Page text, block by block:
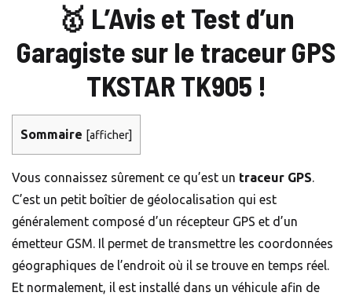
🥇 L’Avis et Test d’un
Garagiste sur le traceur GPS
TKSTAR TK905 !
Sommaire [afficher]
Vous connaissez sûrement ce qu’est un traceur GPS.
C’est un petit boîtier de géolocalisation qui est
généralement composé d’un récepteur GPS et d’un
émetteur GSM. Il permet de transmettre les coordonnées
géographiques de l’endroit où il se trouve en temps réel.
Et normalement, il est installé dans un véhicule afin de